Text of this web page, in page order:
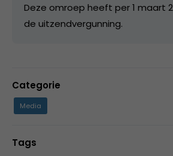
Deze omroep heeft per 1 maart
de uitzendvergunning.
Categorie
Media
Tags